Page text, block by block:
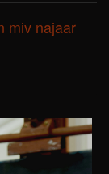
miv najaar